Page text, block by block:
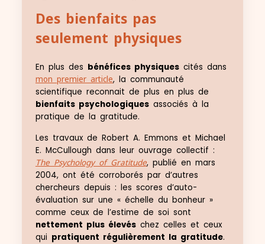
Des bienfaits pas
seulement physiques
En plus des bénéfices physiquescités dans
mon premier article, la communauté
scientifique reconnait de plus en plus de
bienfaits psychologiquesassociés à la
pratique de la gratitude.
Les travaux de Robert A. Emmons et Michael
E. McCullough dans leur ouvrage collectif :
The Psychology of Gratitude, publié en mars
2004, ont été corroborés par d’autres
chercheurs depuis : les scores d’auto-
évaluation sur une « échelle du bonheur »
comme ceux de l’estime de soi sont
nettement plus élevéschez celles et ceux
qui pratiquent régulièrement la gratitude.